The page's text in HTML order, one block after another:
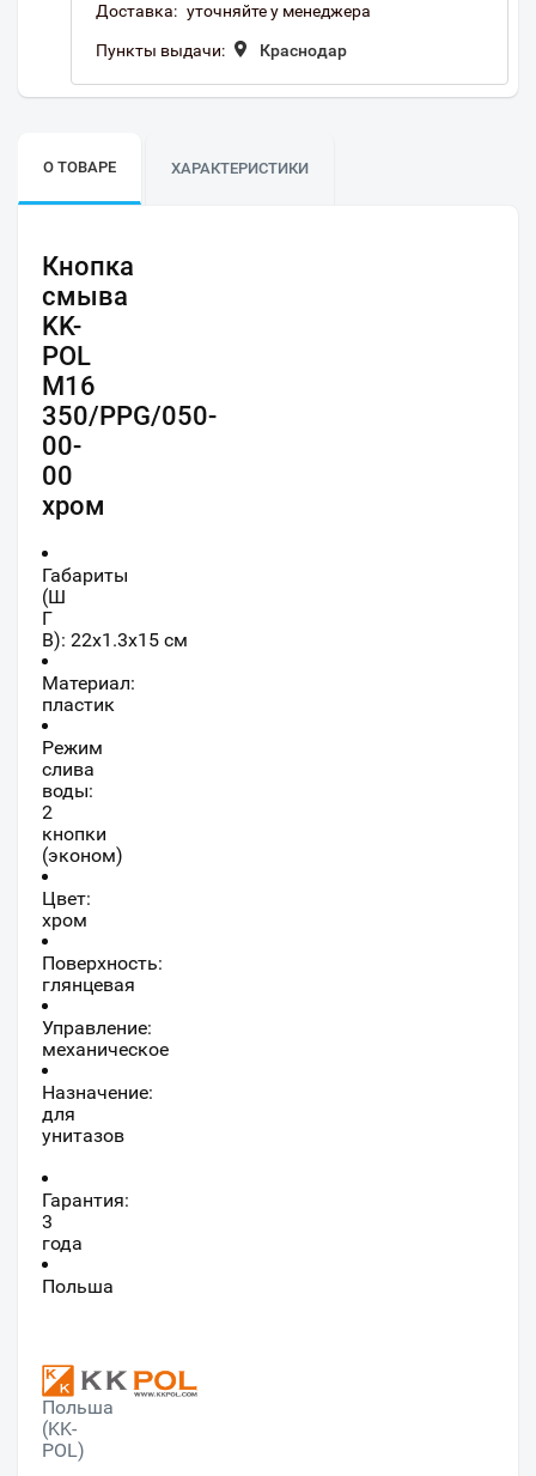
Доставка: уточняйте у менеджера
Пункты выдачи: Краснодар
О ТОВАРЕ ХАРАКТЕРИСТИКИ
Кнопка
смыва
KK-
POL
M16
350/PPG/050-
00-
00
хром
Габариты
(Ш
Г
В): 22x1.3x15 см
Материал:
пластик
Режим
слива
воды:
2
кнопки
(эконом)
Цвет:
хром
Поверхность:
глянцевая
Управление:
механическое
Назначение:
для
унитазов
Гарантия:
3
года
Польша
Польша
(KK-
POL)